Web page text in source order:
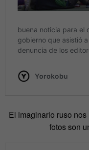
El imaginario ruso
fotos son